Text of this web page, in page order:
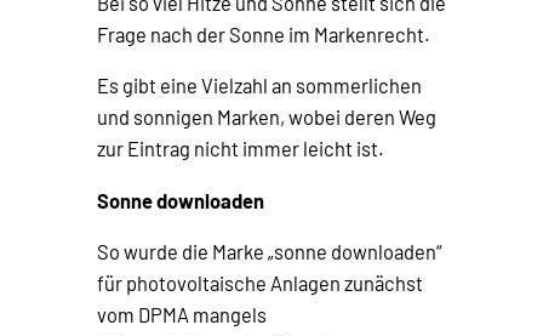
Frage nach der Sonne im Markenrecht.
Es gibt eine Vielzahl an sommerlichen
und sonnigen Marken, wobei deren Weg
zur Eintrag nicht immer leicht ist.
Sonne downloaden
So wurde die Marke „sonne downloaden“
für photovoltaische Anlagen zunächst
vom DPMA mangels